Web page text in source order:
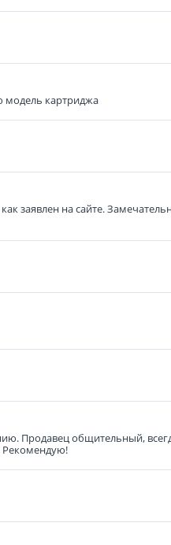
модель картриджа
заявлен на сайте.
Продавец общительный,
Рекомендую!